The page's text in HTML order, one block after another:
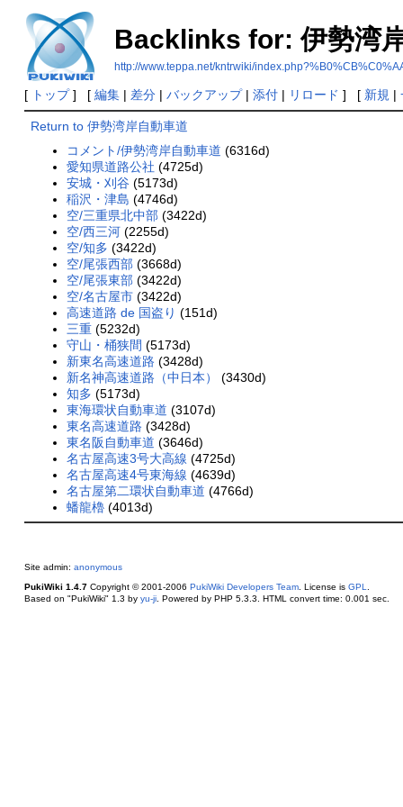
Backlinks for: 伊勢湾
http://www.teppa.net/kntrwiki/
[ トップ] [ 編集| 差分| バックアップ| 添付| リロード ] [ 新規 |
Return to 伊勢湾岸自動車道
コメント/伊勢湾岸自動車道 (6316d)
愛知県道路公社 (4725d)
安城・刈谷 (5173d)
稲沢・津島 (4746d)
空/三重県北中部 (3422d)
空/西三河 (2255d)
空/知多 (3422d)
空/尾張西部 (3668d)
空/尾張東部 (3422d)
空/名古屋市 (3422d)
高速道路 de 国盗り (151d)
三重 (5232d)
守山・桶狭間 (5173d)
新東名高速道路 (3428d)
新名神高速道路（中日本）
(3430d)
知多 (5173d)
東海環状自動車道 (3107d)
東名高速道路 (3428d)
東名阪自動車道 (3646d)
名古屋高速3号大高線 (4725d)
名古屋高速4号東海線 (4639d)
名古屋第二環状自動車道 (4766d)
蟠龍櫓 (4013d)
Site admin: anonymous
PukiWiki 1.4.7Copyright © 2001-2006 PukiWiki Developers Team. License is GPL
Based on "PukiWiki" 1.3 by yu-ji. Powered by PHP 5.3.3. HTML convert time: 0.001 sec.